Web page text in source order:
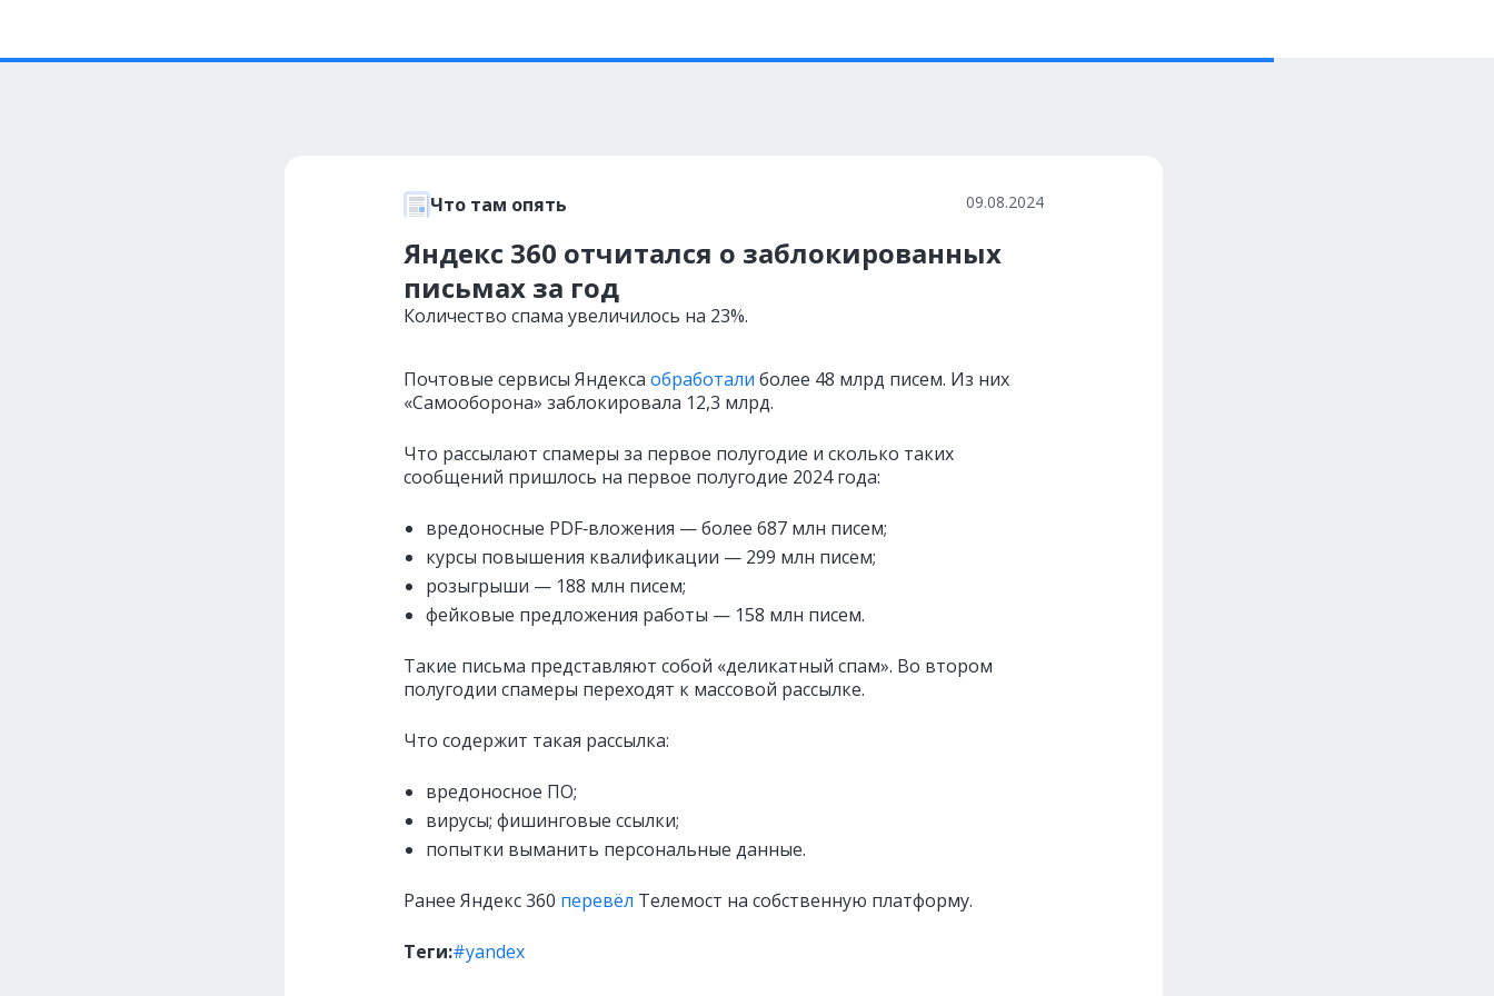
Что там опять 09.08.2024
Яндекс 360 отчитался о заблокированных
письмах за год
Количество спама увеличилось на 23%.
Почтовые сервисы Яндекса обработали более 48 млрд писем. Из них
«Самооборона» заблокировала 12,3 млрд.
Что рассылают спамеры за первое полугодие и сколько таких
сообщений пришлось на первое полугодие 2024 года:
вредоносные PDF‑вложения — более 687 млн писем;
курсы повышения квалификации — 299 млн писем;
розыгрыши — 188 млн писем;
фейковые предложения работы — 158 млн писем.
Такие письма представляют собой «деликатный спам». Во втором
полугодии спамеры переходят к массовой рассылке.
Что содержит такая рассылка:
вредоносное ПО;
вирусы; фишинговые ссылки;
попытки выманить персональные данные.
Ранее Яндекс 360 перевёл Телемост на собственную платформу.
Теги:#yandex